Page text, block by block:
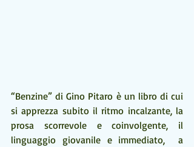
“Benzine” di Gino Pitaro è un libro di cui
si apprezza subito il ritmo incalzante, la
prosa scorrevole e coinvolgente, il
linguaggio giovanile e immediato,  a